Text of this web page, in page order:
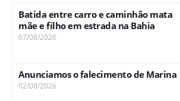
Batida entre carro e caminhão mata
mãe e filho em estrada na Bahia
07/08/2026
Anunciamos o falecimento de Marina
02/08/2026